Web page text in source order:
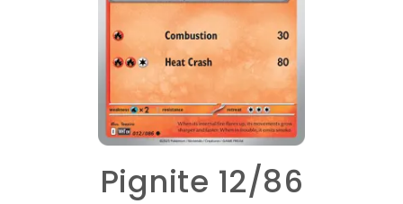
Pignite 12/86